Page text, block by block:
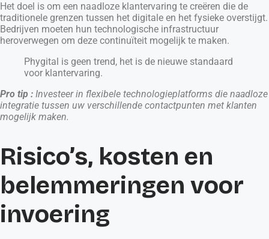
Het doel is om een naadloze klantervaring te creëren die de
traditionele grenzen tussen het digitale en het fysieke overstijgt.
Bedrijven moeten hun technologische infrastructuur
heroverwegen om deze continuïteit mogelijk te maken.
Phygital is geen trend, het is de nieuwe standaard
voor klantervaring.
Pro tip : Investeer in flexibele technologieplatforms die naadloze
integratie tussen uw verschillende contactpunten met klanten
mogelijk maken.
Risico’s, kosten en
belemmeringen voor
invoering